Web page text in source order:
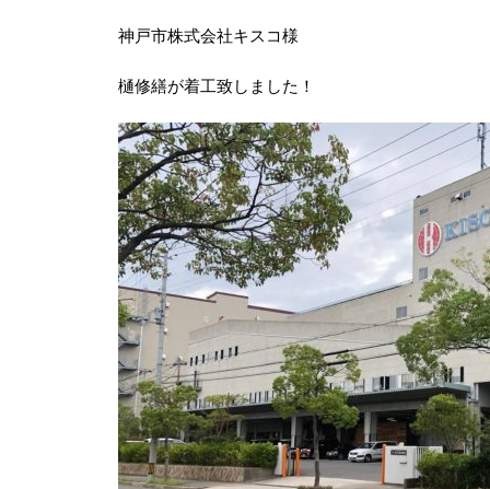
神戸市株式会社キスコ様
樋修繕が着工致しました！